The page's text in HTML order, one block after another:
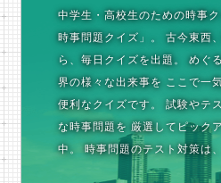
中学生・高校生のための時事
時事問題クイズ」。
古今東西
ら、毎日クイズを出題。
めぐ
界の様々な出来事を ここで一
便利なクイズです。
試験やテ
な時事問題を 厳選してピック
中。
時事問題のテスト対策は